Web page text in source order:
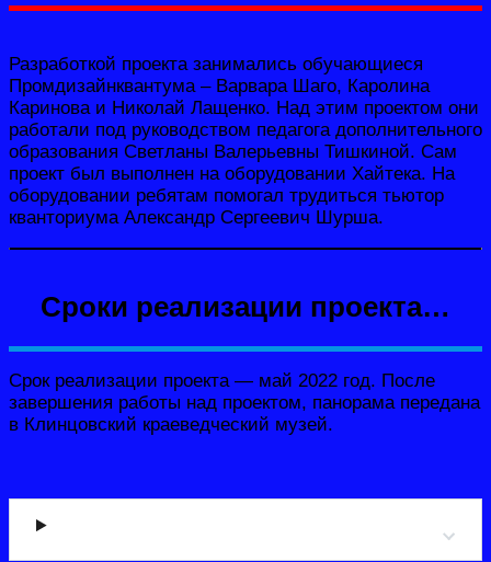
Разработкой проекта занимались обучающиеся
Промдизайнквантума – Варвара Шаго, Каролина
Каринова и Николай Лащенко. Над этим проектом они
работали под руководством педагога дополнительного
образования Светланы Валерьевны Тишкиной. Сам
проект был выполнен на оборудовании Хайтека. На
оборудовании ребятам помогал трудиться тьютор
кванториума Александр Сергеевич Шурша.
Сроки реализации проекта…
Срок реализации проекта — май 2022 год. После
завершения работы над проектом, панорама передана
в Клинцовский краеведческий музей.